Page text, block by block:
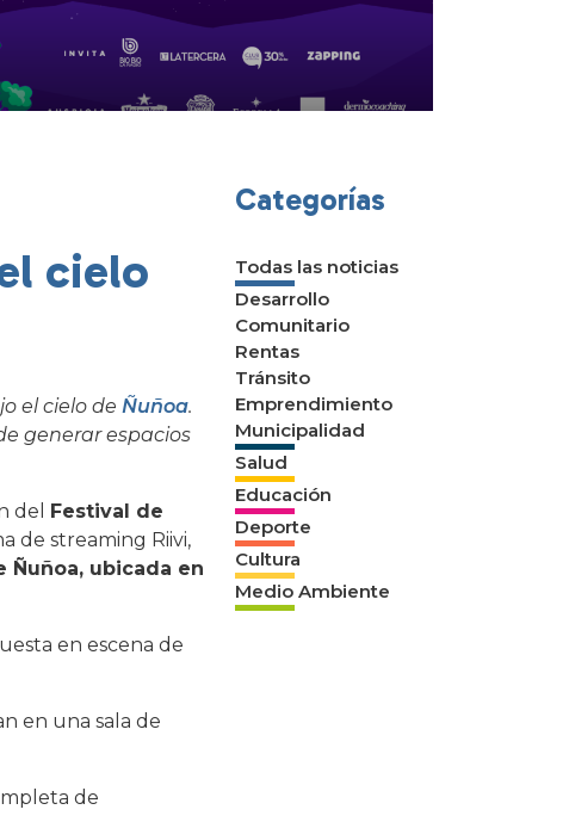
cielo
el cielo de Ñuñoa.
generar espacios
del Festival de
de streaming Riivi,
Ñuñoa, ubicada en
en escena de
en una sala de
de
Categorías
Todas las noticias
Desarrollo
Comunitario
Rentas
Tránsito
Emprendimiento
Municipalidad
Salud
Educación
Deporte
Cultura
Medio Ambiente